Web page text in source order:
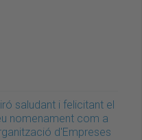
saludant i felicitant el
nomenament com a
d'Empreses